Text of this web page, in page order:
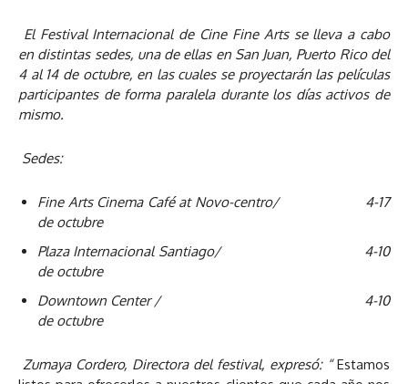
El Festival Internacional de Cine Fine Arts se lleva a cabo
en distintas sedes, una de ellas en San Juan, Puerto Rico del
4 al 14 de octubre, en las cuales se proyectarán las películas
participantes de forma paralela durante los días activos de
mismo.
Sedes:
Fine Arts Cinema Café at Novo-centro/ 4-17
de octubre
Plaza Internacional Santiago/ 4-10
de octubre
Downtown Center / 4-10
de octubre
Zumaya Cordero, Directora del festival, expresó: “Estamos